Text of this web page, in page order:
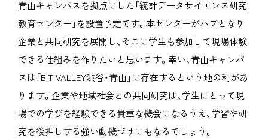
青山キャンパスを拠点にした「統計データサイエンス研究
教育センター」を設置予定です。本センターがハブとなり
企業と共同研究を展開し、そこに学生も参加して現場体験
できる仕組みを作りたいと思います。幸い、青山キャンパ
スは「BIT VALLEY渋谷・青山」に存在するという地の利があ
ります。企業や地域社会との共同研究は、学生にとって現
場での学びを経験できる貴重な機会になるうえ、学習や研
究を後押しする強い動機づけにもなるでしょう。